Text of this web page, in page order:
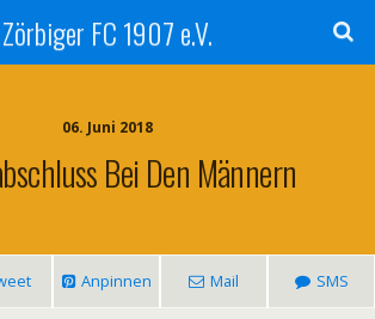
Zörbiger FC 1907 e.V.
06. Juni 2018
Bei Den Männern
Anpinnen Mail SMS